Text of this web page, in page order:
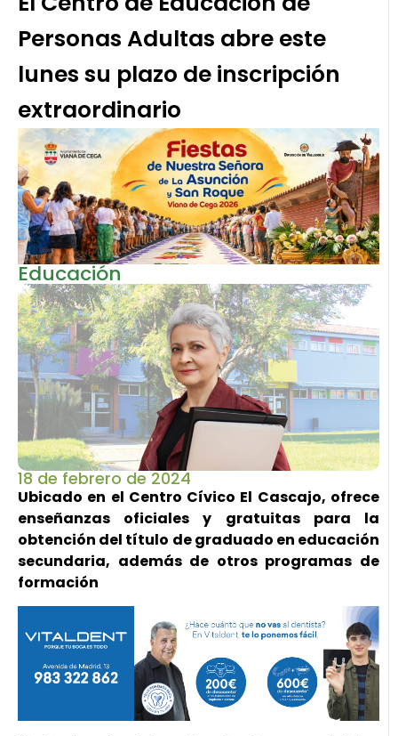
Personas Adultas abre este
lunes su plazo de inscripción
extraordinario
Educación
18 de febrero de 2024
Ubicado en el Centro Cívico El Cascajo, ofrece
enseñanzas oficiales y gratuitas para la
obtención del título de graduado en educación
secundaria, además de otros programas de
formación